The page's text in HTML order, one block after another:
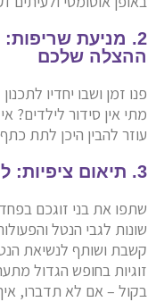
2. מניעת
ההצלה שלכם
פנו זמן ושבו יחדיו
מתי אין סידור לילדים?
עוזר להבין היכן לתת
3. תיאום ציפיות: לפני שהאכזבה הופכת למריבה
שתפו את בני זוגכם
שונות לגבי הנטל
קשבת ושותף לנשיאת
זוגיות בחופש הגדול
בקול – אם לא תדברו,